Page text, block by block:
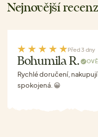
Nejnovější
Před 3 dny
Bohumila R.
Rychlé doručení,
spokojená. 😀